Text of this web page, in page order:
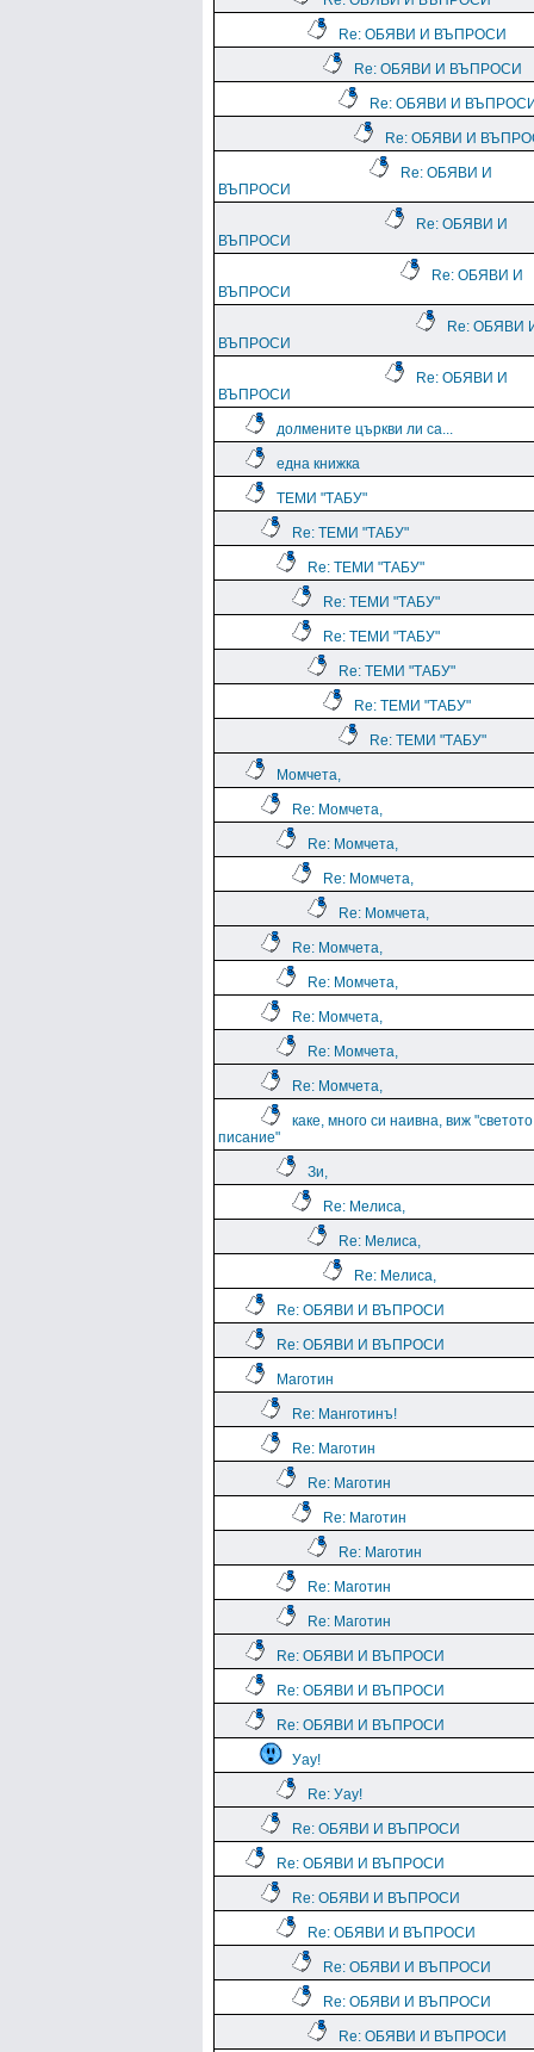
Re: ОБЯВИ И ВЪПРОСИ
Re: ОБЯВИ И ВЪПРОСИ
Re: ОБЯВИ И
Re: ОБЯВИ И
Re: ОБЯВИ И
ВЪПРОСИ
Re: ОБЯВИ И
ВЪПРОСИ
Re: ОБЯВИ И
ВЪПРОСИ
Re: ОБЯВИ
ВЪПРОСИ
Re: ОБЯВИ И
ВЪПРОСИ
долмените църкви ли са...
една книжка
ТЕМИ "ТАБУ"
Re: ТЕМИ "ТАБУ"
Re: ТЕМИ "ТАБУ"
Re: ТЕМИ "ТАБУ"
Re: ТЕМИ "ТАБУ"
Re: ТЕМИ "ТАБУ"
Re: ТЕМИ "ТАБУ"
Re: ТЕМИ "ТАБУ"
Момчета,
Re: Момчета,
Re: Момчета,
Re: Момчета,
Re: Момчета,
Re: Момчета,
Re: Момчета,
Re: Момчета,
Re: Момчета,
Re: Момчета,
каке, много си наивна, виж "светото
писание"
Зи,
Re: Мелиса,
Re: Мелиса,
Re: Мелиса,
Re: ОБЯВИ И ВЪПРОСИ
Re: ОБЯВИ И ВЪПРОСИ
Маготин
Re: Манготинъ!
Re: Маготин
Re: Маготин
Re: Маготин
Re: Маготин
Re: Маготин
Re: Маготин
Re: ОБЯВИ И ВЪПРОСИ
Re: ОБЯВИ И ВЪПРОСИ
Re: ОБЯВИ И ВЪПРОСИ
Уау!
Re: Уау!
Re: ОБЯВИ И ВЪПРОСИ
Re: ОБЯВИ И ВЪПРОСИ
Re: ОБЯВИ И ВЪПРОСИ
Re: ОБЯВИ И ВЪПРОСИ
Re: ОБЯВИ И ВЪПРОСИ
Re: ОБЯВИ И ВЪПРОСИ
Re: ОБЯВИ И ВЪПРОСИ